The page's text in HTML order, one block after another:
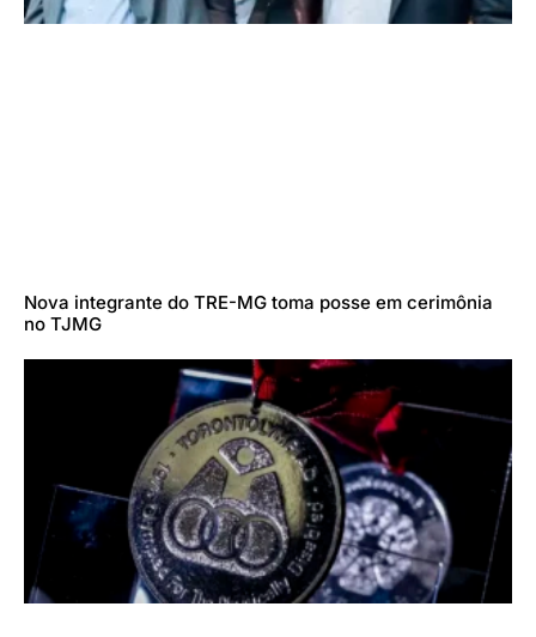
Nova integrante do TRE-MG toma posse em cerimônia
no TJMG